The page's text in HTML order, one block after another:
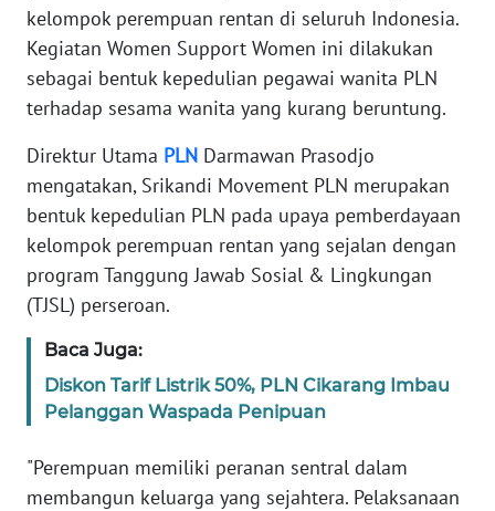
kelompok perempuan rentan di seluruh Indonesia.
Kegiatan Women Support Women ini dilakukan
sebagai bentuk kepedulian pegawai wanita PLN
terhadap sesama wanita yang kurang beruntung.
Direktur Utama PLN Darmawan Prasodjo
mengatakan, Srikandi Movement PLN merupakan
bentuk kepedulian PLN pada upaya pemberdayaan
kelompok perempuan rentan yang sejalan dengan
program Tanggung Jawab Sosial & Lingkungan
(TJSL) perseroan.
Baca Juga:
Diskon Tarif Listrik 50%, PLN Cikarang Imbau
Pelanggan Waspada Penipuan
"Perempuan memiliki peranan sentral dalam
membangun keluarga yang sejahtera. Pelaksanaan
Wahana
News
Regional
SUMUT
WN
WN
JABAR
WN
BANTEN
NTT